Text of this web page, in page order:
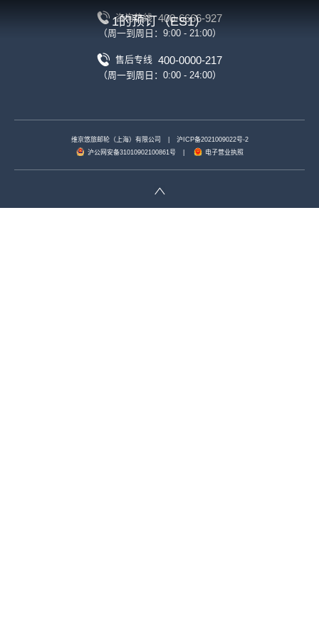
1的预订（ES1）
咨询热线 400-6666-927
（周一到周日：9:00 - 21:00）
售后专线 400-0000-217
（周一到周日：0:00 - 24:00）
维京悠旅邮轮（上海）有限公司
沪ICP备2021009022号-2
沪公网安备31010902100861号
电子营业执照